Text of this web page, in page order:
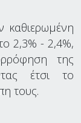
καθιερωμένη
2,3% - 2,4%,
της
έτσι το
τους.